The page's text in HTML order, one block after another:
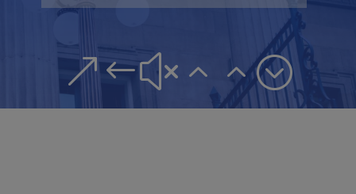
&#x22;